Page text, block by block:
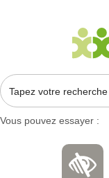
Vous pouvez essayer :